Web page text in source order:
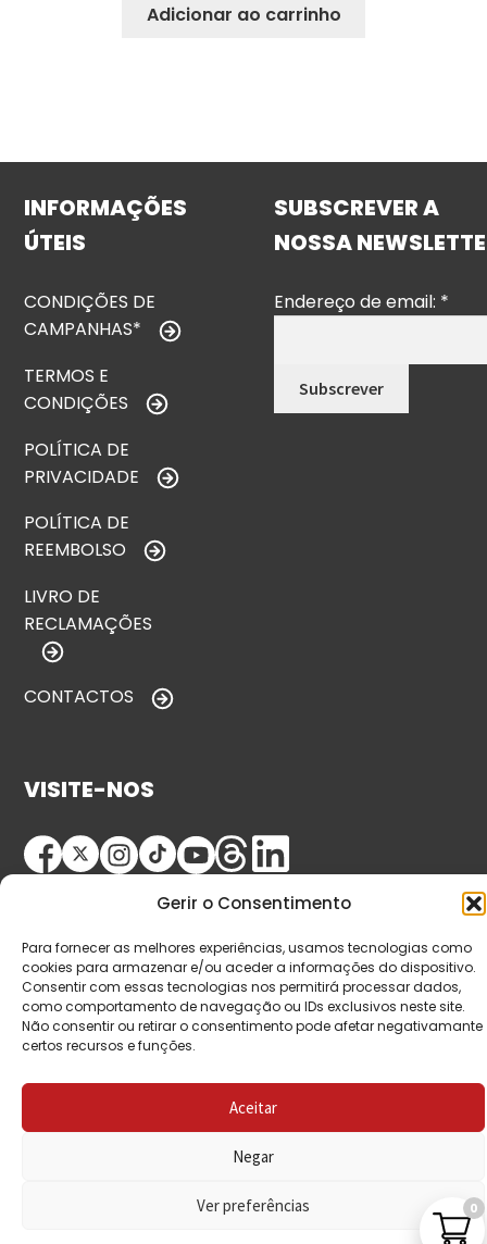
Gerir o Consentimento
Para fornecer as melhores experiências, usamos tecnologias como
cookies para armazenar e/ou aceder a informações do dispositivo.
Consentir com essas tecnologias nos permitirá processar dados,
como comportamento de navegação ou IDs exclusivos neste site.
Não consentir ou retirar o consentimento pode afetar negativamante
certos recursos e funções.
Aceitar
Negar
Ver preferências
Adicionar ao carrinho
INFORMAÇÕES
ÚTEIS
CONDIÇÕES DE
CAMPANHAS*
TERMOS E
CONDIÇÕES
POLÍTICA DE
PRIVACIDADE
POLÍTICA DE
REEMBOLSO
LIVRO DE
RECLAMAÇÕES
CONTACTOS
SUBSCREVER A
NOSSA
Endereço de email: *
VISITE-NOS
© Copyright 2026 Saída de Emergência. Todos os
direitos reservados.
0